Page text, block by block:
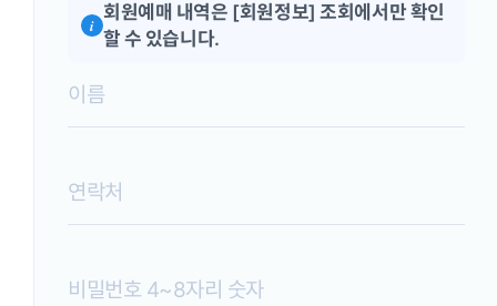
i
회원예매 내역은 [회원정보] 조회에서만 확인
할 수 있습니다.